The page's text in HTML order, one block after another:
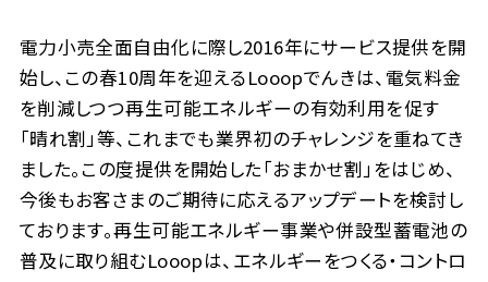
電力小売全面自由化に際し2016年にサービス提供を開
始し、この春10周年を迎えるLooopでんきは、電気料金
を削減しつつ再生可能エネルギーの有効利用を促す
「晴れ割」等、これまでも業界初のチャレンジを重ねてき
ました。この度提供を開始した「おまかせ割」をはじめ、
今後もお客さまのご期待に応えるアップデートを検討し
ております。再生可能エネルギー事業や併設型蓄電池の
普及に取り組むLooopは、エネルギーをつくる・コントロ